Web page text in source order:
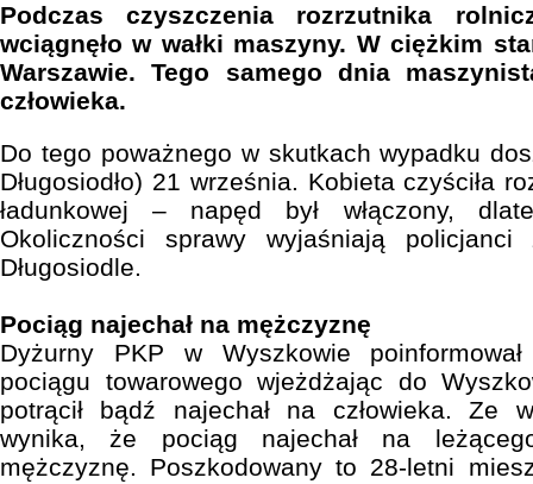
Podczas czyszczenia rozrzutnika
wciągnęło w wałki maszyny. W ciężkim
Warszawie. Tego samego dnia
człowieka.
Do tego poważnego w skutkach wypadku
Długosiodło) 21 września. Kobieta czyściła
ładunkowej – napęd był włączony,
Okoliczności sprawy wyjaśniają
Długosiodle.
Pociąg najechał na mężczyznę
Dyżurny PKP w Wyszkowie
pociągu towarowego wjeżdżając do
potrącił bądź najechał na człowieka. Ze
wynika, że pociąg najechał na
mężczyznę. Poszkodowany to 28-letni